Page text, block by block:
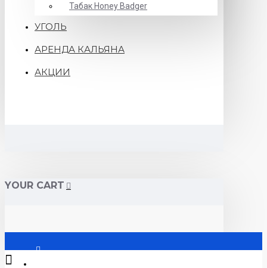
Табак Honey Badger
УГОЛЬ
АРЕНДА КАЛЬЯНА
АКЦИИ
YOUR CART